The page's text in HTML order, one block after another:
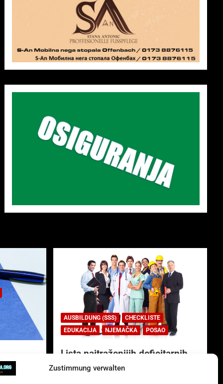
Zustimmung verwalten
AUSBILDUNG (SSS)
CHECKLISTE
EDUKACIJA
NJEMAČKA POSAO
Lista najtraženijih deficitarnih
zanimanja u Njemačkoj.